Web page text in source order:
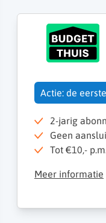
Actie: de
2-jarig
Geen
Tot €10,-
Meer informatie